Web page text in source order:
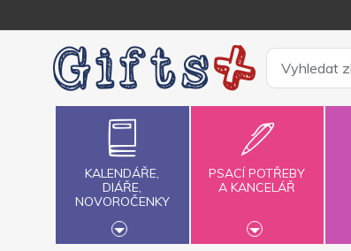
KALENDÁŘE,
DIÁŘE,
NOVOROČENKY
PSACÍ POTŘEBY
A KANCELÁŘ